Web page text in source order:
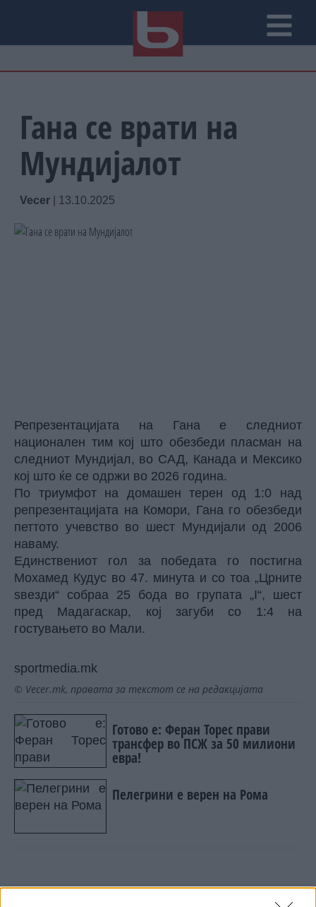
Гана се врати на
Мундијалот
Vecer 13.10.2025
Репрезентацијата на Гана е следниот
национален тим кој што обезбеди пласман на
следниот Мундијал, во САД, Канада и Мексико
кој што ќе се одржи во 2026 година.
По триумфот на домашен терен од 1:0 над
репрезентацијата на Комори, Гана го обезбеди
петтото учевство во шест Мундијали од 2006
наваму.
Единствениот гол за победата го постигна
Мохамед Кудус во 47. минута и со тоа „Црните
ѕвезди“ собраа 25 бода во групата „I“, шест
пред Мадагаскар, кој загуби со 1:4 на
гостувањето во Мали.
sportmedia.mk
© Vecer.mk, правата за текстот се на редакцијата
Готово е: Феран Торес прави
трансфер во ПСЖ за 50 милиони
евра!
Пелегрини е верен на Рома